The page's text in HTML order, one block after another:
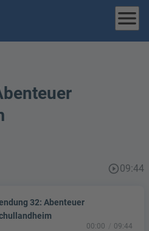
menu
play_circle_outline09:44
32: Abenteuer
00:00 09:44